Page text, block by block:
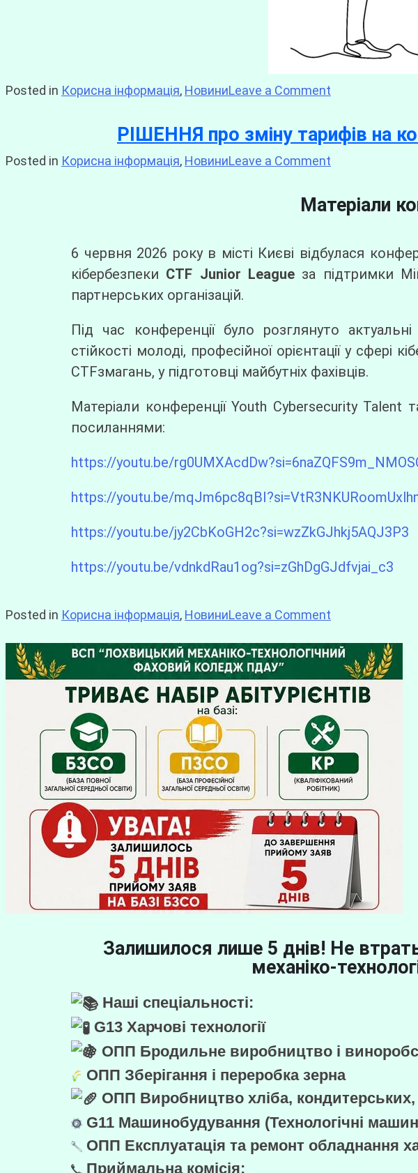
Posted in Корисна інформація, НовиниLeave a Comment
РІШЕННЯ про зміну тарифів на
Posted in Корисна інформація, НовиниLeave a Comment
Матеріали
6 червня 2026 року в місті Києві відбулася
кібербезпеки CTF Junior League за підтримки
партнерських організацій.
Під час конференції було розглянуто
стійкості молоді, професійної орієнтації у
CTFзмагань, у підготовці майбутніх фахівців.
Матеріали конференції Youth Cybersecurity Talent
посиланнями:
https://youtu.be/
https://youtu.be/
https://youtu.be/jy2CbKoGH2c?si=wzZkGJhkj5AQJ3P3
https://youtu.be/vdnkdRau1og?si=zGhDgGJdfvjai_c3
Posted in Корисна інформація, НовиниLeave a Comment
Залишилося лише 5 днів! Не
механіко-
Наші спеціальності:
G13 Харчові технології
ОПП Бродильне виробництво і
ОПП Зберігання і переробка зерна
ОПП Виробництво хліба, кондитерських,
G11 Машинобудування (Технологічні
ОПП Експлуатація та ремонт обладнання
Приймальна комісія: